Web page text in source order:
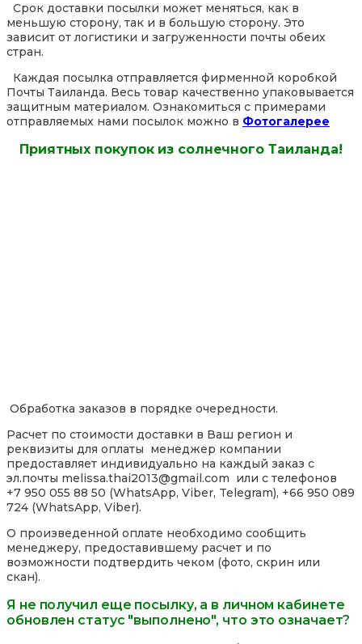
Срок доставки посылки может меняться, как в
меньшую сторону, так и в большую сторону. Это
зависит от логистики и загруженности почты обеих
стран.
Каждая посылка отправляется фирменной коробкой
Почты Таиланда. Весь товар качественно упаковывается
защитным материалом. Ознакомиться с примерами
отправляемых нами посылок можно в Фотогалерее
Приятных покупок из солнечного Таиланда!
Обработка заказов в порядке очередности.
Расчет по стоимости доставки в Ваш регион и
реквизиты для оплаты менеджер компании
предоставляет индивидуально на каждый заказ с
эл.почты melissa.thai2013@gmail.com или с телефонов
+7 950 055 88 50 (WhatsApp, Viber, Telegram), +66 950 089
724 (WhatsApp, Viber).
О произведенной оплате необходимо сообщить
менеджеру, предоставившему расчет и по
возможности подтвердить чеком (фото, скрин или
скан).
Я не получил еще посылку, а в личном кабинете
обновлен статус "выполнено", что это означает?